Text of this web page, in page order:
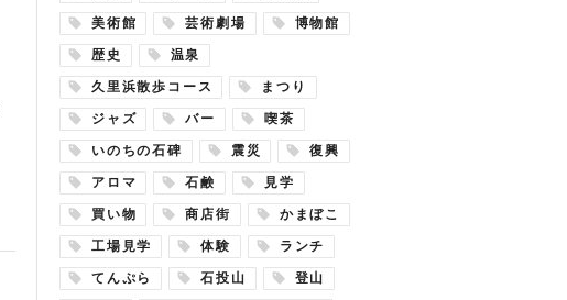
美術館 芸術劇場 博物館
歴史 温泉
久里浜散歩コース まつり
ジャズ バー 喫茶
いのちの石碑 震災 復興
アロマ 石鹸 見学
買い物 商店街 かまぼこ
工場見学 体験 ランチ
てんぷら 石投山 登山